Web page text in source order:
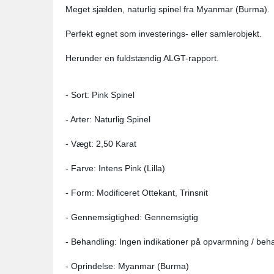
Meget sjælden, naturlig spinel fra Myanmar (Burma).
Perfekt egnet som investerings- eller samlerobjekt.
Herunder en fuldstændig ALGT-rapport.
- Sort: Pink Spinel
- Arter: Naturlig Spinel
- Vægt: 2,50 Karat
- Farve: Intens Pink (Lilla)
- Form: Modificeret Ottekant, Trinsnit
- Gennemsigtighed: Gennemsigtig
- Behandling: Ingen indikationer på opvarmning /
- Oprindelse: Myanmar (Burma)